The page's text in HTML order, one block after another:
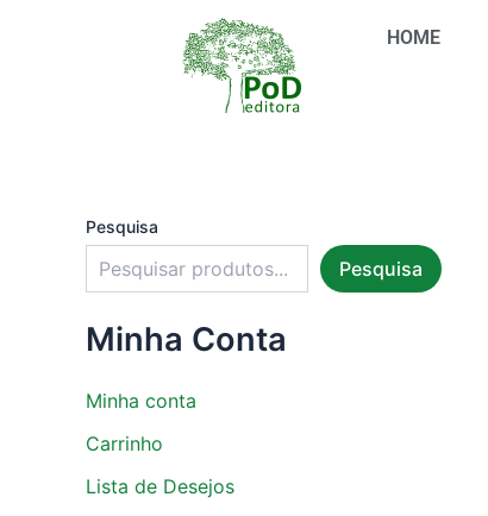
HOME
Pesquisa
Pesquisa
Minha Conta
Minha conta
Carrinho
Lista de Desejos
u
m
c
g
o
r
a